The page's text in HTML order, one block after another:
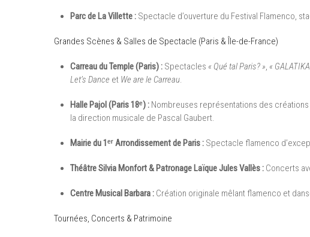
Parc de La Villette : Spectacle d’ouverture du Festival Flamenco,
Grandes Scènes & Salles de Spectacle (Paris & Île-de-France)
Carreau du Temple (Paris) : Spectacles « Qué tal Paris? », «
Let’s Dance et We are le Carreau.
Halle Pajol (Paris 18ᵉ) : Nombreuses représentations des créations
la direction musicale de Pascal Gaubert.
Mairie du 1ᵉʳ Arrondissement de Paris : Spectacle flamenco
Théâtre Silvia Monfort & Patronage Laïque Jules Vallès : Concerts
Centre Musical Barbara : Création originale mêlant flamenco et
Tournées, Concerts & Patrimoine